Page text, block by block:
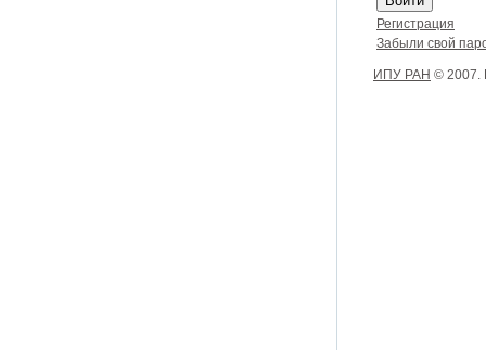
Регистрация
Забыли свой
ИПУ РАН © 2007.